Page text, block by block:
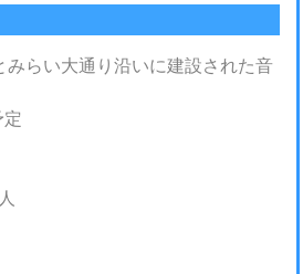
みらい大通り沿いに建設された音
定